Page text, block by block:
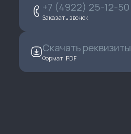
+7 (4922) 25-12-50
Заказать звонок
Скачать реквизиты
Формат: PDF